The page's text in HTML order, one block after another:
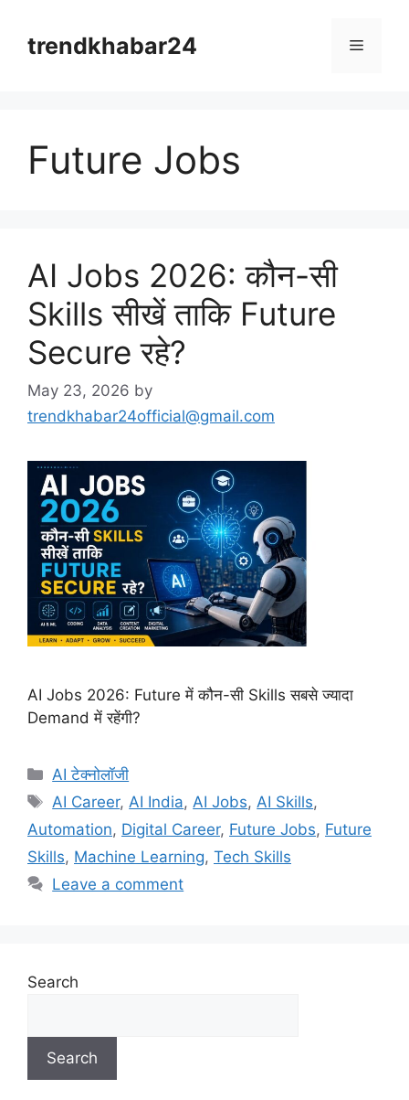
contenttrendkhabar24 Menu
Future Jobs
AI Jobs 2026: कौन-सी
Skills सीखें ताकि Future
Secure रहे?
May 23, 2026 by
trendkhabar24official@gmail.com
AI Jobs 2026: Future में कौन-सी Skills सबसे ज्यादा
Demand में रहेंगी?
Categories
AI टेक्नोलॉजी
Tags
AI Career,AI India,AI Jobs,AI Skills,
Automation, Digital Career, Future Jobs, Future
Skills, Machine Learning, Tech Skills
Leave a comment
Search
Search